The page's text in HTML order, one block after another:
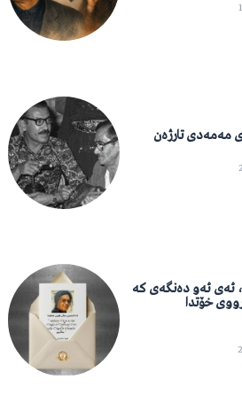
تارژەن
ئەی ئەو دەنگەی کە
خۆتدا